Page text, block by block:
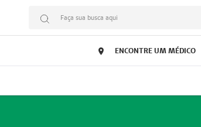
Faça sua busca aqui
ENCONTRE UM MÉDICO